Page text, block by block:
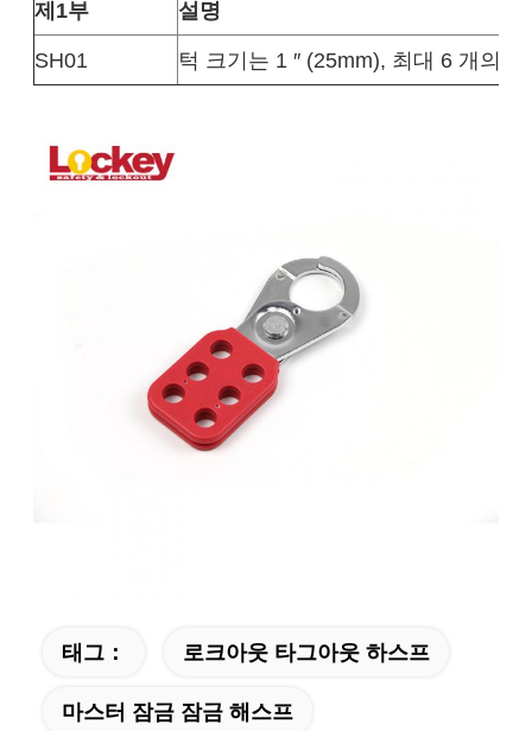
제1부
설명
SH01
턱 크기는 1 ′′ (25mm), 최대 6 개의
태그： 로크아웃 타그아웃 하스프
마스터 잠금 잠금 해스프